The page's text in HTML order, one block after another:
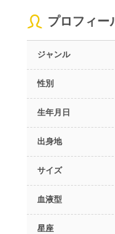
プロフィー
ジャンル
性別
生年月日
出身地
サイズ
血液型
星座